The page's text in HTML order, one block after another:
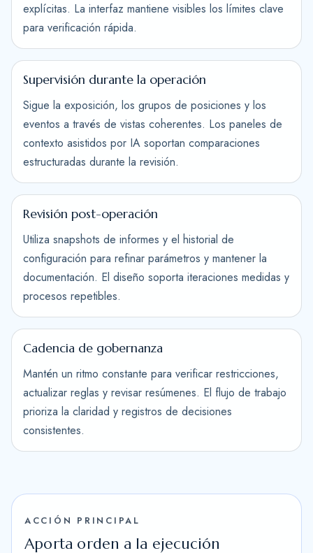
explícitas. La interfaz mantiene visibles los límites clave
para verificación rápida.
Supervisión durante la operación
Sigue la exposición, los grupos de posiciones y los
eventos a través de vistas coherentes. Los paneles de
contexto asistidos por IA soportan comparaciones
estructuradas durante la revisión.
Revisión post-operación
Utiliza snapshots de informes y el historial de
configuración para refinar parámetros y mantener la
documentación. El diseño soporta iteraciones medidas y
procesos repetibles.
Cadencia de gobernanza
Mantén un ritmo constante para verificar restricciones,
actualizar reglas y revisar resúmenes. El flujo de trabajo
prioriza la claridad y registros de decisiones
consistentes.
ACCIÓN PRINCIPAL
Aporta orden a la ejecución